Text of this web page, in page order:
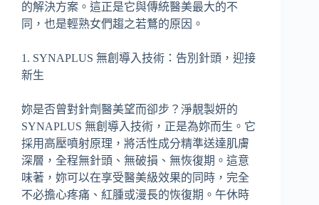
的解決方案。這正是它與傳統醫美最大的不
同，也是輕熟女們趨之若鶩的原因。
1. SYNAPLUS 無創導入技術：告別針頭，迎接
新生
妳是否曾對針劑醫美望而卻步？淨靚製妍的
SYNAPLUS 無創導入技術，正是為妳而生。它
採用高壓噴射原理，將活性成分精準送達肌膚
深層，全程無針頭、無破損、無恢復期。這意
味著，妳可以在享受醫美級效果的同時，完全
不必擔心疼痛、紅腫或漫長的恢復期。午休時